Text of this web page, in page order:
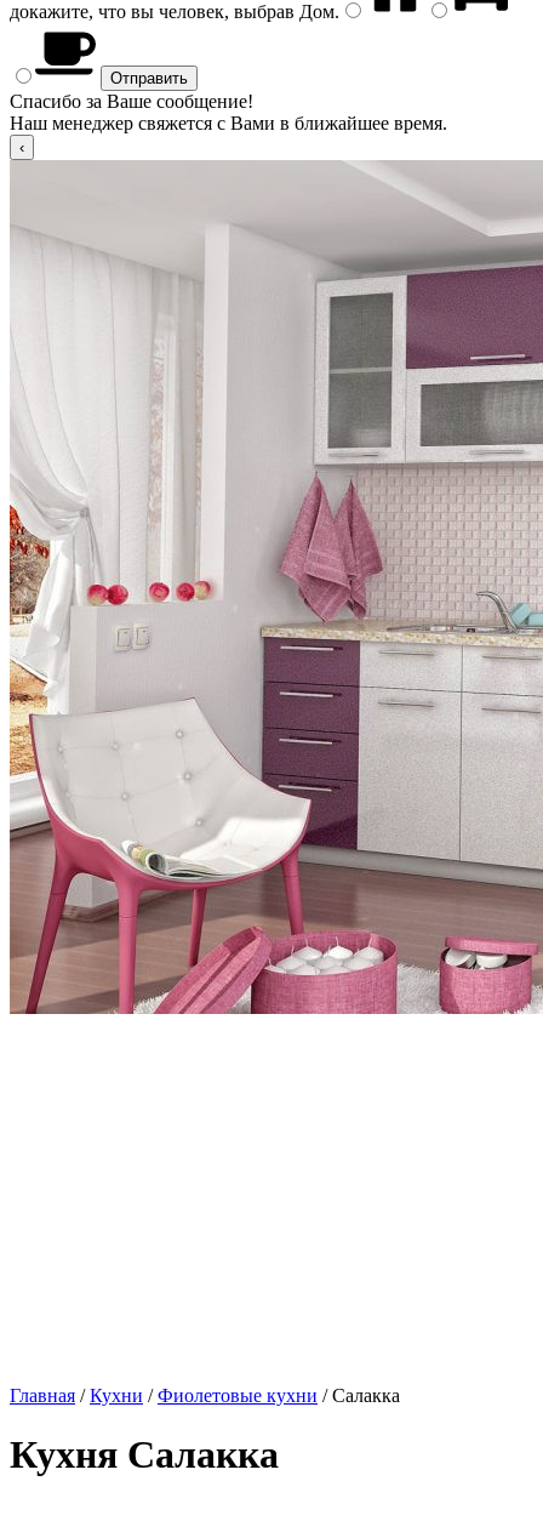
докажите, что вы человек, выбрав Дом.
Спасибо за Ваше сообщение!
Наш менеджер свяжется с Вами в ближайшее время.
Главная /Кухни /Фиолетовые кухни / Салакка
Кухня Салакка